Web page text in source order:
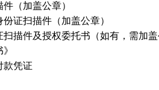
（加盖公章）
证扫描件（加盖公章）
描件及授权委托书（如有，需加盖
款凭证